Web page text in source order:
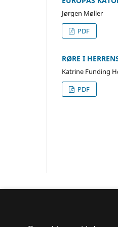
Jørgen Møller
PDF
RØRE I
Katrine Funding
PDF